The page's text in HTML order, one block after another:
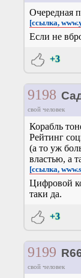
Очередная
[ссылка,
Если не
+3
9198
свой человек
Корабль
Рейтинг
(а то уж
властью, а
[ссылка,
Цифровой
таки да.
+3
9199
свой человек